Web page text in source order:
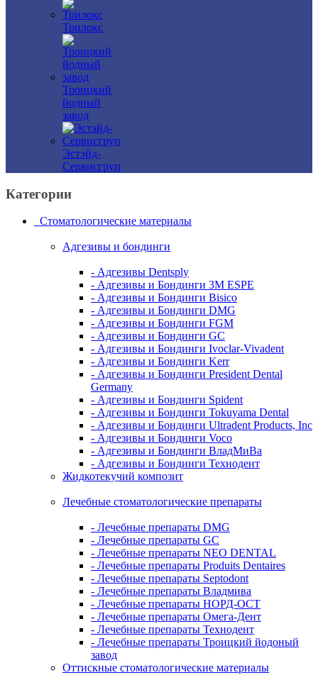
Трилокс
Троицкий
йодный
завод
Эстэйд-
Сервисгруп
Категории
Стоматологические материалы
Адгезивы и бондинги
- Адгезивы Dentsply
- Адгезивы и Бондинги 3M ESPE
- Адгезивы и Бондинги Bisico
- Адгезивы и Бондинги DMG
- Адгезивы и Бондинги FGM
- Адгезивы и Бондинги GC
- Адгезивы и Бондинги Ivoclar-Vivadent
- Адгезивы и Бондинги Kerr
- Адгезивы и Бондинги President Dental
Germany
- Адгезивы и Бондинги Spident
- Адгезивы и Бондинги Tokuyama Dental
- Адгезивы и Бондинги Ultradent Products, Inc
- Адгезивы и Бондинги Voco
- Адгезивы и Бондинги ВладМиВа
- Адгезивы и Бондинги Технодент
Жидкотекучий композит
Лечебные стоматологические препараты
- Лечебные препараты DMG
- Лечебные препараты GC
- Лечебные препараты NEO DENTAL
- Лечебные препараты Produits Dentaires
- Лечебные препараты Septodont
- Лечебные препараты Владмива
- Лечебные препараты НОРД-ОСТ
- Лечебные препараты Омега-Дент
- Лечебные препараты Технодент
- Лечебные препараты Троицкий йодоный
завод
Оттискные стоматологические материалы